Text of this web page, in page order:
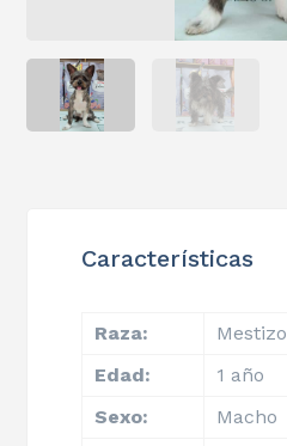
Características
Raza:
Mestizo
Edad:
1 año
Sexo:
Macho